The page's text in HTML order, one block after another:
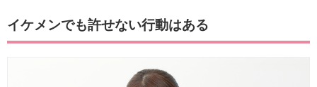
イケメンでも許せない行動はある